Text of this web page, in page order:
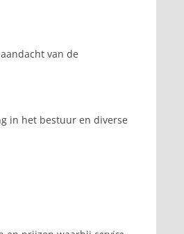
van de
in het bestuur en diverse